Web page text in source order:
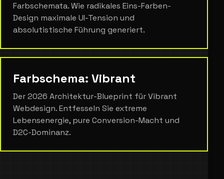
Farbschemata. Wie radikales Eins-Farben-
Design maximale UI-Tension und
absolutistische Führung generiert.
Farbschema: Vibrant
Der 2026 Architektur-Blueprint für Vibrant
Webdesign. Entfesseln Sie extreme
Lebensenergie, pure Conversion-Macht und
D2C-Dominanz.